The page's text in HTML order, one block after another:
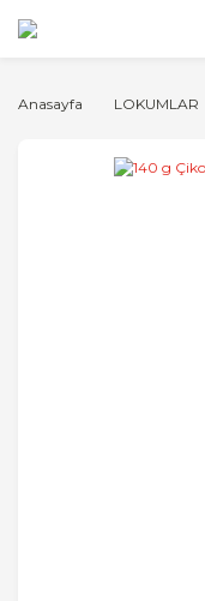
Anasayfa LOKUMLAR